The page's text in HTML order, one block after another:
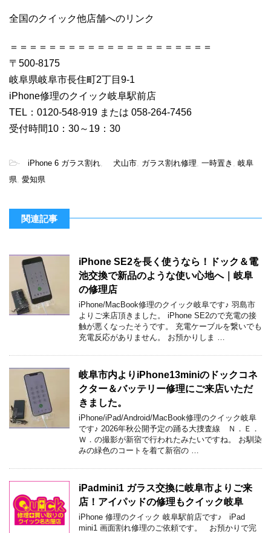
全国のクイック他店舗へのリンク
＝＝＝＝＝＝＝＝＝＝＝＝＝＝＝＝＝＝＝＝＝
〒500-8175
岐阜県岐阜市長住町2丁目9-1
iPhone修理のクイック岐阜駅前店
TEL：0120-548-919 または 058-264-7456
受付時間10：30～19：30
- iPhone 6 ガラス割れ 犬山市 ガラス割れ修理 一時置き
岐阜
県 愛知県
関連記事
iPhone SE2を長く使うなら！ドック＆電
池交換で新品のような使い心地へ｜岐阜
の修理店
iPhone/MacBook修理のクイック岐阜です♪ 羽島市
よりご来店頂きました。 iPhone SE2ので充電の接
触が悪くなったそうです。 充電ケーブルを繋いでも
充電反応がありません。 お預かりしま …
岐阜市内よりiPhone13miniのドックコネ
クター＆バッテリー修理にご来店いただ
きました。
iPhone/iPad/Android/MacBook修理のクイック岐阜
です♪ 2026年秋公開予定の踊る大捜査線 Ｎ．Ｅ．
Ｗ．の撮影が新宿で行われたみたいですね。 お馴染
みの緑色のコートを着て新宿の …
iPadmini1 ガラス交換に岐阜市よりご来
店！アイパッドの修理もクイック岐阜
iPhone 修理のクイック 岐阜駅前店です♪ iPad
mini1 画面割れ修理のご依頼です。 お預かりで完